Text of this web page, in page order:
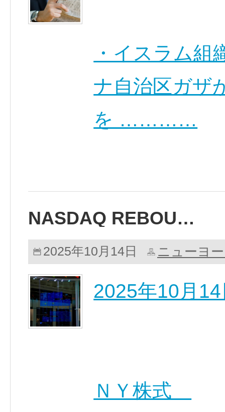
・イスラム
ナ自治区ガザ
を …………
NASDAQ REBOU…
2025年10月14日 ニューヨ
2025年10月
ＮＹ株式